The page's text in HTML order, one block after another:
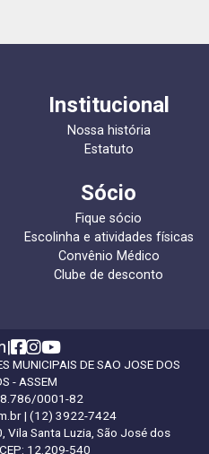
Institucional
Nossa história
Estatuto
Sócio
Fique sócio
Escolinha e atividades físicas
Convênio Médico
Clube de desconto
|
MUNICIPAIS DE SAO JOSE DOS
- ASSEM
0001-82
| (12) 3922-7424
Vila Santa Luzia, São José dos
12.209-540